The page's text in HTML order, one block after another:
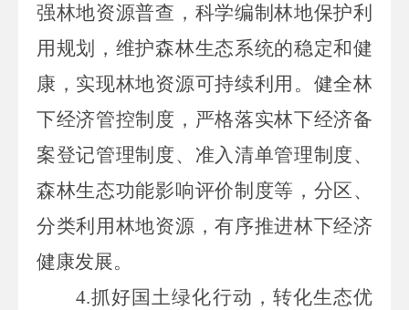
强林地资源普查，科学编制林地保护利
用规划，维护森林生态系统的稳定和健
康，实现林地资源可持续利用。健全林
下经济管控制度，严格落实林下经济备
案登记管理制度、准入清单管理制度、
森林生态功能影响评价制度等，分区、
分类利用林地资源，有序推进林下经济
健康发展。
4.抓好国土绿化行动，转化生态优